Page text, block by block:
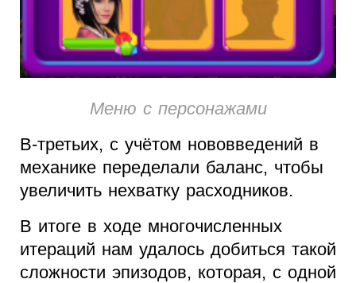
Меню с персонажами
В-третьих, с учётом нововведений в
механике переделали баланс, чтобы
увеличить нехватку расходников.
В итоге в ходе многочисленных
итераций нам удалось добиться такой
сложности эпизодов, которая, с одной